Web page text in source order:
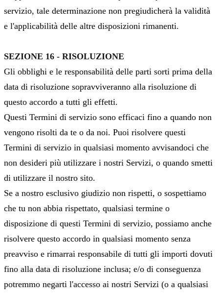
servizio, tale determinazione non pregiudicherà la validità
e l'applicabilità delle altre disposizioni rimanenti.
SEZIONE 16 - RISOLUZIONE
Gli obblighi e le responsabilità delle parti sorti prima della
data di risoluzione sopravviveranno alla risoluzione di
questo accordo a tutti gli effetti.
Questi Termini di servizio sono efficaci fino a quando non
vengono risolti da te o da noi. Puoi risolvere questi
Termini di servizio in qualsiasi momento avvisandoci che
non desideri più utilizzare i nostri Servizi, o quando smetti
di utilizzare il nostro sito.
Se a nostro esclusivo giudizio non rispetti, o sospettiamo
che tu non abbia rispettato, qualsiasi termine o
disposizione di questi Termini di servizio, possiamo anche
risolvere questo accordo in qualsiasi momento senza
preavviso e rimarrai responsabile di tutti gli importi dovuti
fino alla data di risoluzione inclusa; e/o di conseguenza
potremmo negarti l'accesso ai nostri Servizi (o a qualsiasi